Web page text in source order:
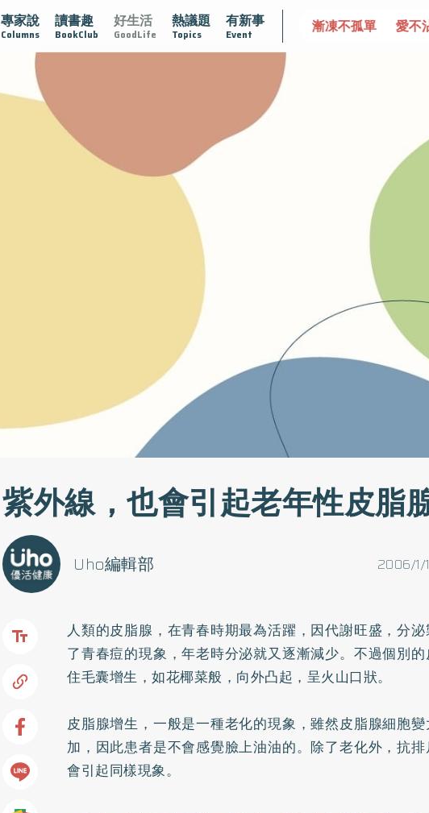
專家說
Columns
讀書趣
BookClub
好生活
GoodLife
熱議題
Topics
有新事
Event
守護骨骼健康 達文西手術專欄 2025植牙指南 漸凍不孤單 愛不
紫外線，也會引起老年性皮脂
2006/1/
Uho編輯部
人類的皮脂腺，在青春時期最為活躍，因代謝旺盛，分
了青春痘的現象，年老時分泌就又逐漸減少。不過個別
住毛囊增生，如花椰菜般，向外凸起，呈火山口狀。
皮脂腺增生，一般是一種老化的現象，雖然皮脂腺細胞
加，因此患者是不會感覺臉上油油的。除了老化外，抗
會引起同樣現象。